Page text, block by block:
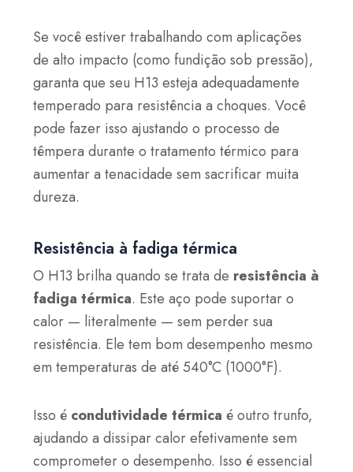
Se você estiver trabalhando com aplicações
de alto impacto (como fundição sob pressão),
garanta que seu H13 esteja adequadamente
temperado para resistência a choques. Você
pode fazer isso ajustando o processo de
têmpera durante o tratamento térmico para
aumentar a tenacidade sem sacrificar muita
dureza.
Resistência à fadiga térmica
O H13 brilha quando se trata de resistência à
fadiga térmica. Este aço pode suportar o
calor — literalmente — sem perder sua
resistência. Ele tem bom desempenho mesmo
em temperaturas de até 540°C (1000°F).
Isso é condutividade térmica é outro trunfo,
ajudando a dissipar calor efetivamente sem
comprometer o desempenho. Isso é essencial